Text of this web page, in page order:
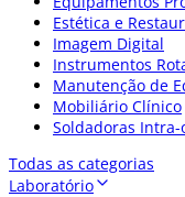
Estética e
Imagem Digital
Instrumentos
Manutenção de
Mobiliário Clínico
Soldadoras Intra-
Todas as categorias
Laboratório